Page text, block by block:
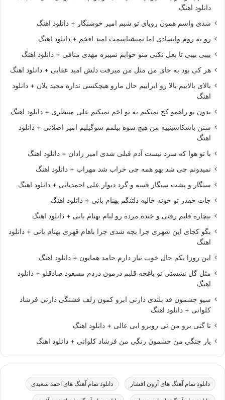
دانلود اهنگ
شدی واسم همون رویای تو شبم امیر خوشنگار + دانلود اهنگ
رو به روم وایسادی اما نمیشناسمت امید افخم + دانلود اهنگ
بیبی بیبی تا بغل نکنی منو خوابم نمیبره مهدی منافی + دانلود اهنگ
هر کی بود به جای من مثل من میرفت دلش امید عقابی + دانلود اهنگ
بالای بالاییم بالا رو ابراییم حال مارو هیچکسی نداره مجید یلان + دانلود
اهنگ
بدون تو راهمو کج نمیکنم به تو اخم نمیکنم علی منتظری + دانلود اهنگ
سنن باشکاسینییه من هیچ سوه بیلمم سوگیلیم امیر اصلانی + دانلود
اهنگ
با تو هوا که سرد نیست آدم قبلی شدی امیر رادان + دانلود اهنگ
نمیدونم چی شد یهو همه چی خراب شد مهراب + دانلود اهنگ
سیگار و پشت سیگار قسه و گرد دیوار علی احمدیانی + دانلود اهنگ
جات چقدر تو خونه خالیه دلتنگم بهنام بانی + دانلود اهنگ
بیچاره قلبم رفتی و خنده مرده رو لبام بهنام بانی + دانلود اهنگ
بگو کجای این شهری چرا بچه شدی چرا باهام قهری بهنام بانی + دانلود
اهنگ
این روزا یکم حال خوب نیاز دارم حامد همایون + دانلود اهنگ
مثل گل نشستی تو باغچه قلبم درمون دردم مسعود صادقلو + دانلود
اهنگ
سیو چشمون قد بلندی دارنی ابرو کمون زلف قشنگی دارنی فرشاد
کلوانی + دانلود اهنگ
تا گنی برو من تی روبرو ابی عالی + دانلود اهنگ
یار جنگی من چشمون رنگی من فرشاد کلوانی + دانلود اهنگ
دانلود تمام آهنگ های آرون افشار دانلود تمام آهنگ های احمد سعیدی